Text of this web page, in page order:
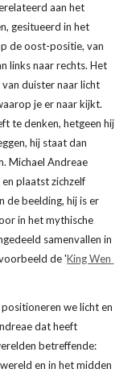
aan het
gesitueerd in het
de oost-positie, van
links naar rechts. Het
duister naar licht
je er naar kijkt.
te denken, hetgeen hij
hij staat dan
Michael Andreae
plaatst zichzelf
de beelding, hij is er
in het mythische
samenvallen in
de 'King Wen
we licht en
dat heeft
betreffende:
en in het midden